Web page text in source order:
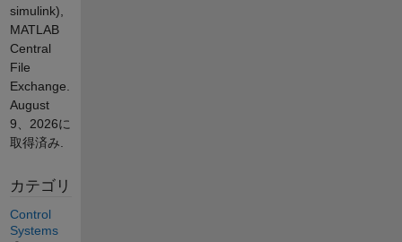
simulink),
MATLAB
Central
File
Exchange.
August
9、2026に
取得済み.
カテゴリ
Control
Systems